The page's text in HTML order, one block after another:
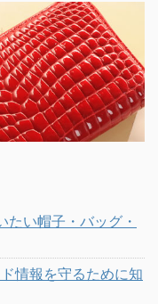
い帽子・バッグ・
情報を守るために知